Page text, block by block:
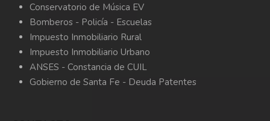
Conservatorio de Música EV
Bomberos - Policía - Escuelas
Impuesto Inmobiliario Rural
Impuesto Inmobiliario Urbano
ANSES - Constancia de CUIL
Gobierno de Santa Fe - Deuda Patentes